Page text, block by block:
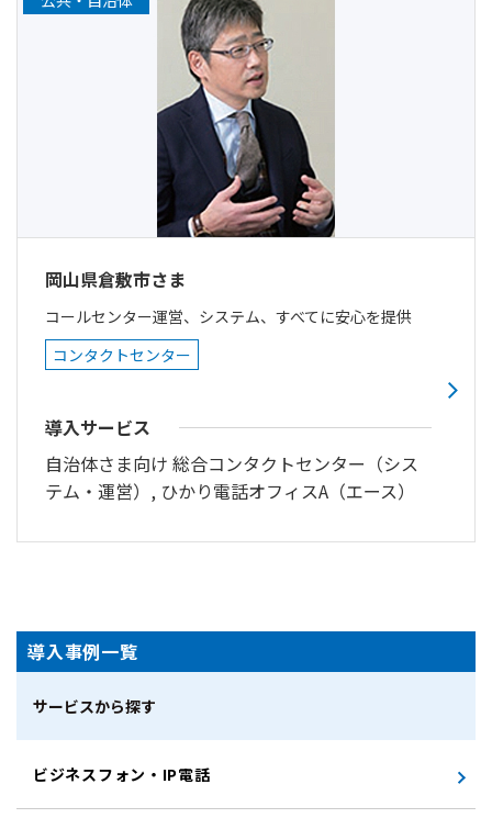
岡山県倉敷市さま
コールセンター運営、システム、すべてに安心を提供
コンタクトセンター
導入サービス
自治体さま向け 総合コンタクトセンター（シス
テム・運営）, ひかり電話オフィスA（エース）
導入事例一覧
サービスから探す
ビジネスフォン・IP電話